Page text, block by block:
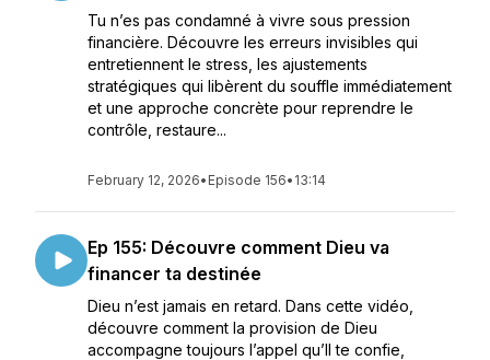
Tu n’es pas condamné à vivre sous pression
financière. Découvre les erreurs invisibles qui
entretiennent le stress, les ajustements
stratégiques qui libèrent du souffle immédiatement
et une approche concrète pour reprendre le
contrôle, restaure...
February 12, 2026• Episode 156• 13:14
Ep 155: Découvre comment Dieu va
financer ta destinée
Dieu n’est jamais en retard. Dans cette vidéo,
découvre comment la provision de Dieu
accompagne toujours l’appel qu’Il te confie,